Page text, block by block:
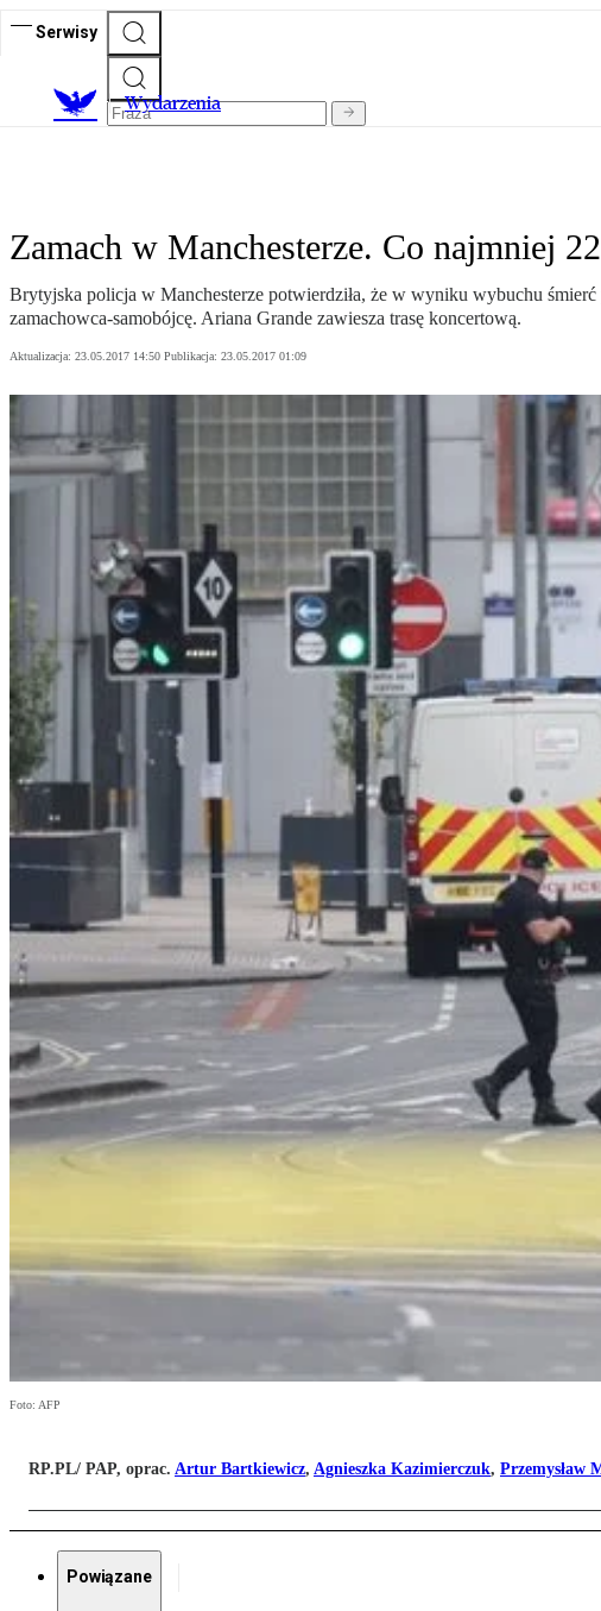
Serwisy
Wydarzenia
Zamach w Manchesterze. Co najmniej
Brytyjska policja w Manchesterze potwierdziła, że w wyniku wybuchu
zamachowca-samobójcę. Ariana Grande zawiesza trasę koncertową.
Aktualizacja: 23.05.2017 14:50 Publikacja: 23.05.2017 01:09
Foto: AFP
RP.PL/ PAP, oprac. Artur Bartkiewicz, Agnieszka Kazimierczuk, Przemysław
Powiązane